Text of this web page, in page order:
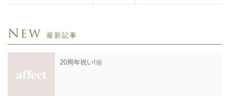
New 最新記事
20周年祝い!㊗️